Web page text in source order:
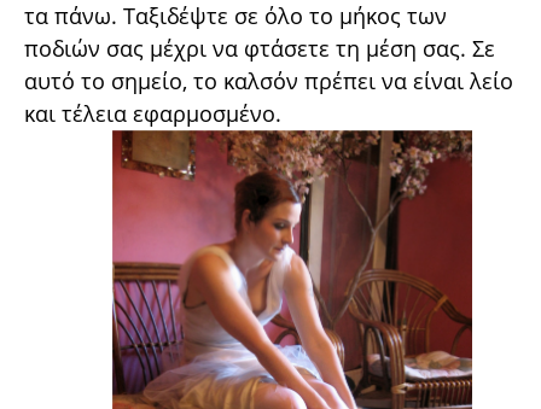
τα πάνω. Ταξιδέψτε σε όλο το μήκος των
ποδιών σας μέχρι να φτάσετε τη μέση σας. Σε
αυτό το σημείο, το καλσόν πρέπει να είναι λείο
και τέλεια εφαρμοσμένο.